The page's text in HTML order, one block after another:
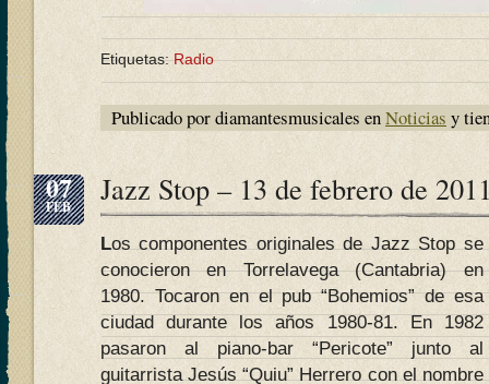
Etiquetas:Radio
Publicado por diamantesmusicales enNoticias y
07
FEB Jazz Stop – 13 de febrero de
Los componentes originales de Jazz Stop se
conocieron en Torrelavega (Cantabria) en
1980. Tocaron en el pub “Bohemios” de esa
ciudad durante los años 1980-81. En 1982
pasaron al piano-bar “Pericote” junto al
guitarrista Jesús “Quiu” Herrero con el nombre